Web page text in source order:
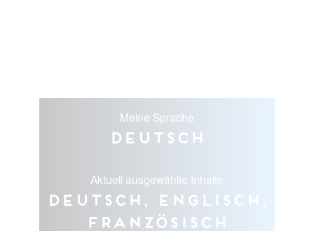
Meine Sprache
Deutsch
Aktuell ausgewählte Inhalte
Deutsch, Englisch,
Französisch